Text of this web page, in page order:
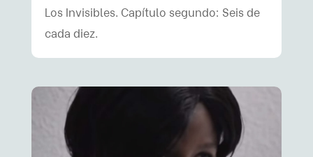
Los Invisibles. Capítulo segundo: Seis de
cada diez.